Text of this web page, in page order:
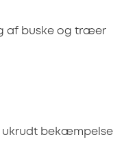
af buske og træer
ukrudt bekæmpelse